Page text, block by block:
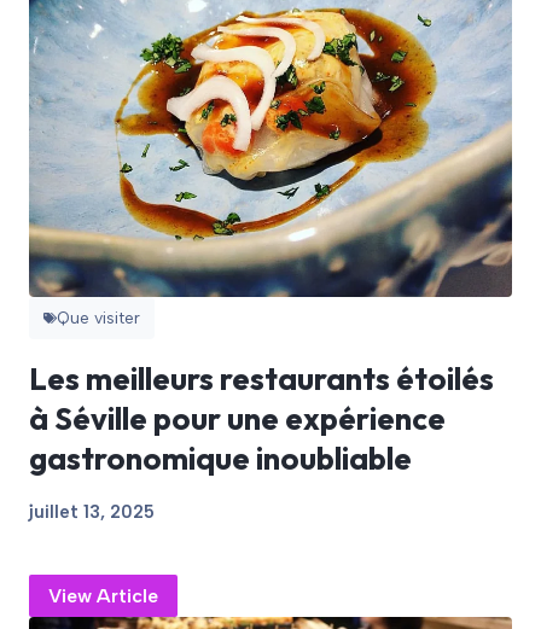
Que visiter
Les meilleurs restaurants étoilés
à Séville pour une expérience
gastronomique inoubliable
juillet 13, 2025
View Article